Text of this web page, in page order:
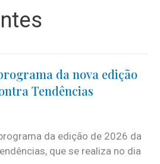
da nova edição
Tendências
da edição de 2026 da
que se realiza no dia